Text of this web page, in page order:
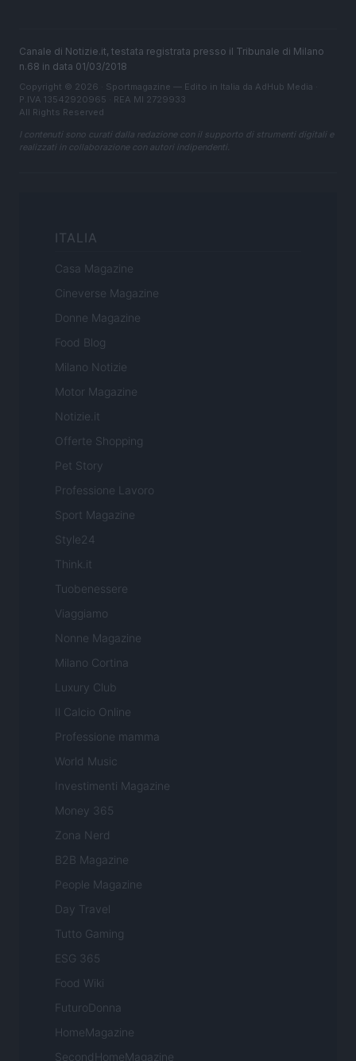
Canale di Notizie.it, testata registrata presso il Tribunale di Milano
n.68 in data 01/03/2018
Copyright © 2026 · Sportmagazine — Edito in Italia da AdHub Media
P.IVA 13542920965 · REA MI 2729933
All Rights Reserved
I contenuti sono curati dalla redazione con il supporto di strumenti digitali e
realizzati in collaborazione con autori indipendenti.
ITALIA
Casa Magazine
Cineverse Magazine
Donne Magazine
Food Blog
Milano Notizie
Motor Magazine
Notizie.it
Offerte Shopping
Pet Story
Professione Lavoro
Sport Magazine
Style24
Think.it
Tuobenessere
Viaggiamo
Nonne Magazine
Milano Cortina
Luxury Club
Il Calcio Online
Professione mamma
World Music
Investimenti Magazine
Money 365
Zona Nerd
B2B Magazine
People Magazine
Day Travel
Tutto Gaming
ESG 365
Food Wiki
FuturoDonna
HomeMagazine
SecondHomeMagazine